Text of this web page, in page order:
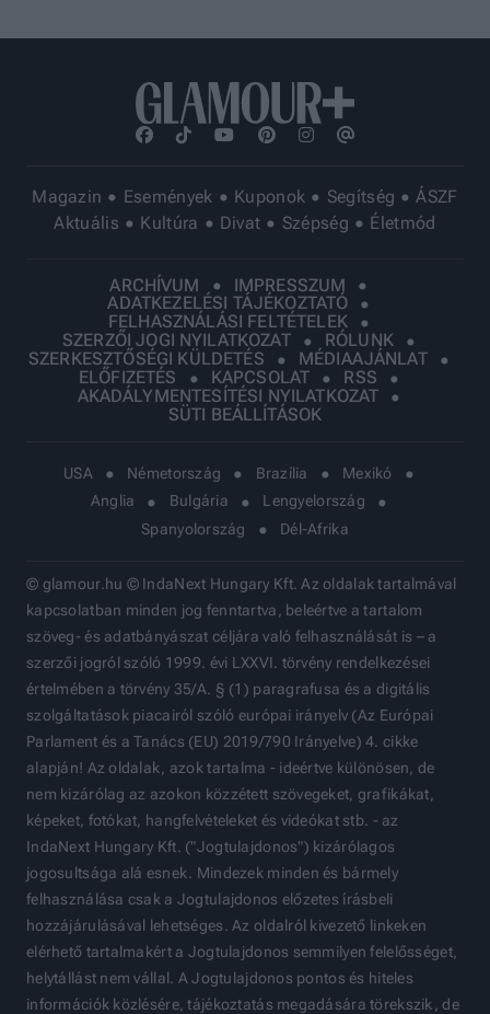
Magazin Események Kuponok Segítség
ÁSZF
Aktuális
Kultúra Divat Szépség Életmód
ARCHÍVUM
IMPRESSZUM
ADATKEZELÉSI TÁJÉKOZTATÓ
FELHASZNÁLÁSI FELTÉTELEK
SZERZŐI JOGI NYILATKOZAT
RÓLUNK
SZERKESZTŐSÉGI KÜLDETÉS
MÉDIAAJÁNLAT
ELŐFIZETÉS
KAPCSOLAT
RSS
AKADÁLYMENTESÍTÉSI NYILATKOZAT
SÜTI BEÁLLÍTÁSOK
USA Németország Brazília
Mexikó
Anglia
Bulgária
Lengyelország
Spanyolország
Dél-Afrika
© glamour.hu © IndaNext Hungary Kft. Az oldalak tartalmával
kapcsolatban minden jog fenntartva, beleértve a tartalom
szöveg- és adatbányászat céljára való felhasználását is – a
szerzői jogról szóló 1999. évi LXXVI. törvény rendelkezései
értelmében a törvény 35/A. § (1) paragrafusa és a digitális
szolgáltatások piacairól szóló európai irányelv (Az Európai
Parlament és a Tanács (EU) 2019/790 Irányelve) 4. cikke
alapján! Az oldalak, azok tartalma - ideértve különösen, de
nem kizárólag az azokon közzétett szövegeket, grafikákat,
képeket, fotókat, hangfelvételeket és videókat stb. - az
IndaNext Hungary Kft. ("Jogtulajdonos") kizárólagos
jogosultsága alá esnek. Mindezek minden és bármely
felhasználása csak a Jogtulajdonos előzetes írásbeli
hozzájárulásával lehetséges. Az oldalról kivezető linkeken
elérhető tartalmakért a Jogtulajdonos semmilyen felelősséget,
helytállást nem vállal. A Jogtulajdonos pontos és hiteles
információk közlésére, tájékoztatás megadására törekszik, de